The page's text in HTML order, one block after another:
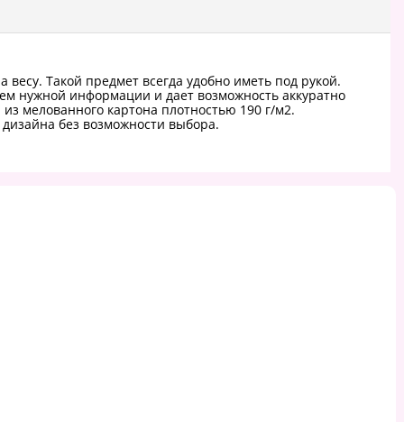
Такой предмет всегда удобно иметь под рукой.
нужной информации и дает возможность аккуратно
мелованного картона плотностью 190 г/м2.
без возможности выбора.